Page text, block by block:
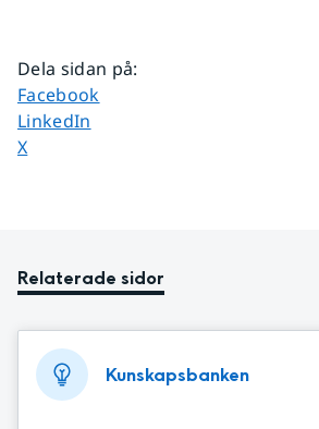
Dela sidan på:
Dela sidan på
Facebook
Dela sidan på
LinkedIn
Dela sidan på
X
Relaterade sidor
Kunskapsbanken